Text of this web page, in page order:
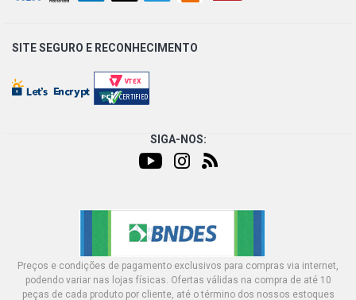
SITE SEGURO E RECONHECIMENTO
SIGA-NOS:
Preços e condições de pagamento exclusivos para compras via internet,
podendo variar nas lojas físicas. Ofertas válidas na compra de até 10
peças de cada produto por cliente, até o término dos nossos estoques